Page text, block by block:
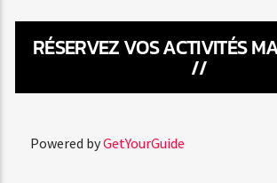
RÉSERVEZ VOS ACTIVITÉS
//
Powered byGetYourGuide